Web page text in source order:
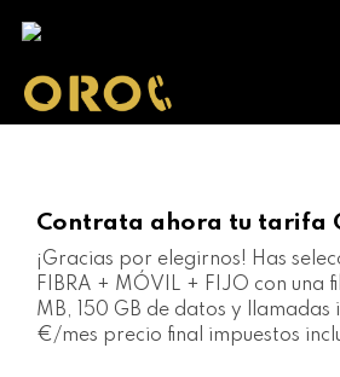
Contrata ahora tu tarifa
¡Gracias por elegirnos! Has
FIBRA + MÓVIL + FIJO con una
MB, 150 GB de datos y
€/mes precio final impuestos